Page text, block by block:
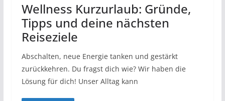
Wellness Kurzurlaub: Gründe,
Tipps und deine nächsten
Reiseziele
Abschalten, neue Energie tanken und gestärkt
zurückkehren. Du fragst dich wie? Wir haben die
Lösung für dich! Unser Alltag kann